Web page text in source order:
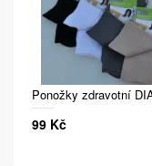
Ponožky zdravotní
99 Kč